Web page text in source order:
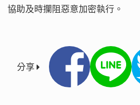
協助及時攔阻惡意加密執行。
分享